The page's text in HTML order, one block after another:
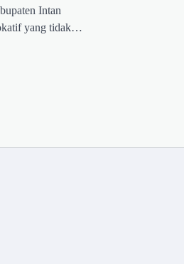
Intan
yang tidak…